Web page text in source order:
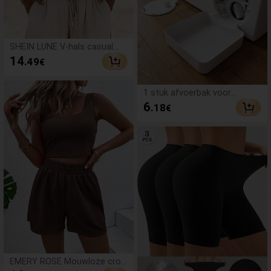
SHEIN LUNE V-hals casual
comfortabele vakantie
plattelands top met relaxte
14.49€
EMERY ROSE Mouwloze crop
1 stuk afvoerbak voor
wasmachine, afvoertrechter
voor wasmachine, lekbak
pluizenfilter
6.18€